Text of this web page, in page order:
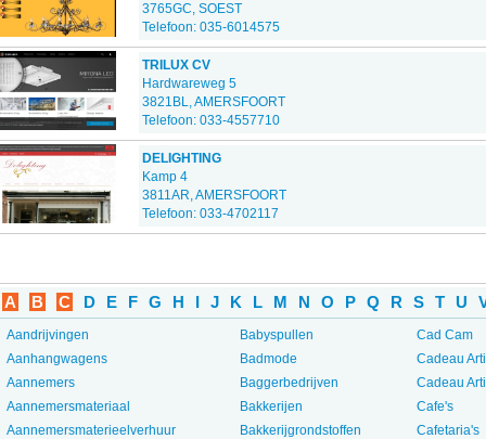
3765GC, SOEST
Telefoon: 035-6014575
TRILUX CV
Hardwareweg 5
3821BL, AMERSFOORT
Telefoon: 033-4557710
DELIGHTING
Kamp 4
3811AR, AMERSFOORT
Telefoon: 033-4702117
A B C D E F G H I J K L M N O P Q R S T U
Aandrijvingen
Aanhangwagens
Aannemers
Aannemersmateriaal
Aannemersmaterieelverhuur
Babyspullen
Badmode
Baggerbedrijven
Bakkerijen
Bakkerijgrondstoffen
Cad Cam
Cadeau
Cadeau
Cafe's
Cafetaria's